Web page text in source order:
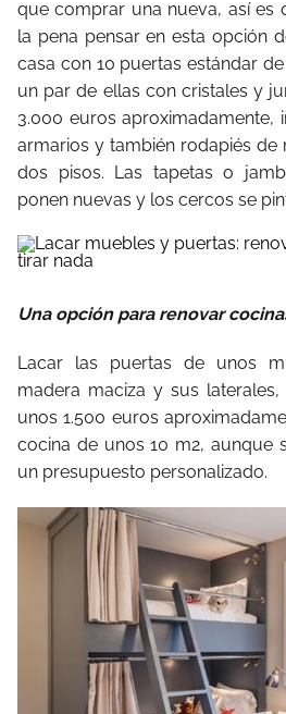
que comprar una nueva, así es
la pena pensar en esta opción
casa con 10 puertas estándar
un par de ellas con cristales y
3.000 euros aproximadamente,
armarios y también rodapiés de
dos pisos. Las tapetas o
ponen nuevas y los cercos se
Una opción para renovar
Lacar las puertas de unos
madera maciza y sus
unos 1.500 euros
cocina de unos 10 m2, aunque
un presupuesto personalizado.